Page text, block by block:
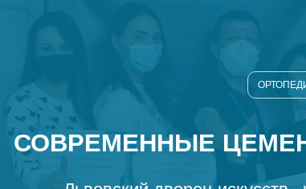
СОВРЕМЕННЫЕ